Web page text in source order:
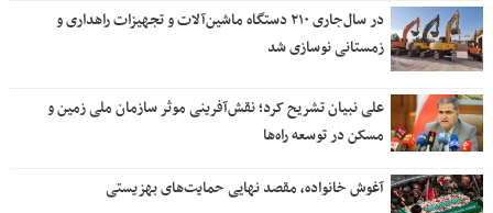
در سال‌جاری ۲۱۰ دستگاه ماشین‌آلات و تجهیزات راهداری و
زمستانی نوسازی شد
علی نبیان تشریح کرد؛ نقش‌آفرینی موثر سازمان ملی زمین و
مسکن در توسعه راه‌ها
آغوش خانواده، مقصد نهایی حمایت‌های بهزیستی